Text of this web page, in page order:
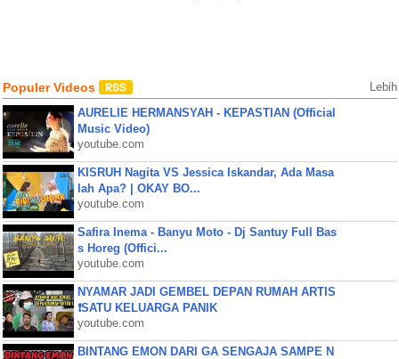
Populer Videos Lebih
AURELIE HERMANSYAH - KEPASTIAN (Official
Music Video)
youtube.com
KISRUH Nagita VS Jessica Iskandar, Ada Masa
lah Apa? | OKAY BO...
youtube.com
Safira Inema - Banyu Moto - Dj Santuy Full Bas
s Horeg (Offici...
youtube.com
NYAMAR JADI GEMBEL DEPAN RUMAH ARTIS
❗SATU KELUARGA PANIK
youtube.com
BINTANG EMON DARI GA SENGAJA SAMPE N